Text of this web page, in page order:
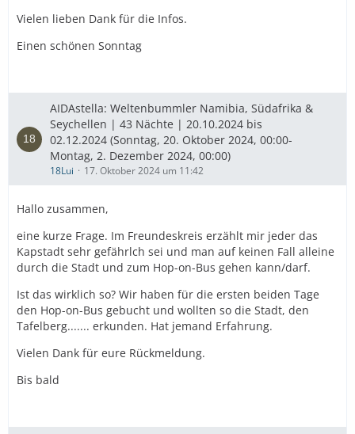
Vielen lieben Dank für die Infos.
Einen schönen Sonntag
AIDAstella: Weltenbummler Namibia, Südafrika &
Seychellen | 43 Nächte | 20.10.2024 bis
02.12.2024 (Sonntag, 20. Oktober 2024, 00:00-
Montag, 2. Dezember 2024, 00:00)
18Lui 17. Oktober 2024 um 11:42
Hallo zusammen,
eine kurze Frage. Im Freundeskreis erzählt mir jeder das
Kapstadt sehr gefährlch sei und man auf keinen Fall alleine
durch die Stadt und zum Hop-on-Bus gehen kann/darf.
Ist das wirklich so? Wir haben für die ersten beiden Tage
den Hop-on-Bus gebucht und wollten so die Stadt, den
Tafelberg....... erkunden. Hat jemand Erfahrung.
Vielen Dank für eure Rückmeldung.
Bis bald